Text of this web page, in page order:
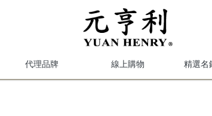
代理品牌 線上購物 精選名